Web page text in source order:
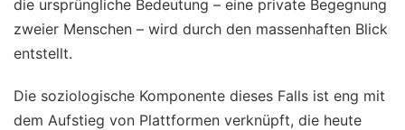
die ursprüngliche Bedeutung – eine private Begegnung
zweier Menschen – wird durch den massenhaften Blick
entstellt.
Die soziologische Komponente dieses Falls ist eng mit
dem Aufstieg von Plattformen verknüpft, die heute